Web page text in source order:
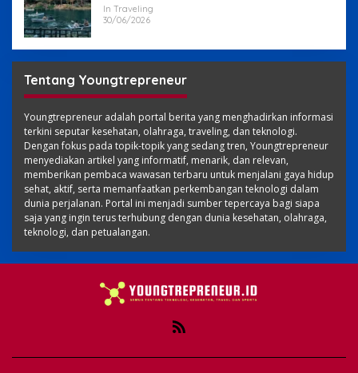
In Traveling
30/06/2026
Tentang Youngtrepreneur
Youngtrepreneur adalah portal berita yang menghadirkan informasi
terkini seputar kesehatan, olahraga, traveling, dan teknologi.
Dengan fokus pada topik-topik yang sedang tren, Youngtrepreneur
menyediakan artikel yang informatif, menarik, dan relevan,
memberikan pembaca wawasan terbaru untuk menjalani gaya hidup
sehat, aktif, serta memanfaatkan perkembangan teknologi dalam
dunia perjalanan. Portal ini menjadi sumber tepercaya bagi siapa
saja yang ingin terus terhubung dengan dunia kesehatan, olahraga,
teknologi, dan petualangan.